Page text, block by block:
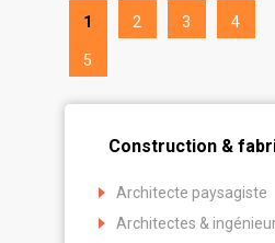
1 2 3 4
5
Construction &
Architecte paysagiste
Architectes &